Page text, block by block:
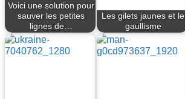
Voici une solution pour
sauver les petites
lignes de…
Les gilets jaunes et le
gaullisme